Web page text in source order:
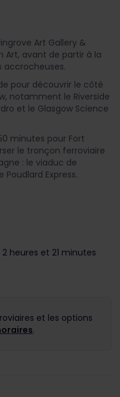
Art Gallery &
Art, avant de partir à la
accrocheuses.
pour découvrir le côté
notamment le Riverside
et le Glasgow Science
minutes pour Fort
le tronçon ferroviaire
: le viaduc de
Express.
2 heures et 21 minutes
et les options
.